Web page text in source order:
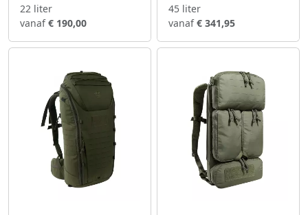
22 liter
vanaf€ 190,00
45 liter
vanaf€ 341,95